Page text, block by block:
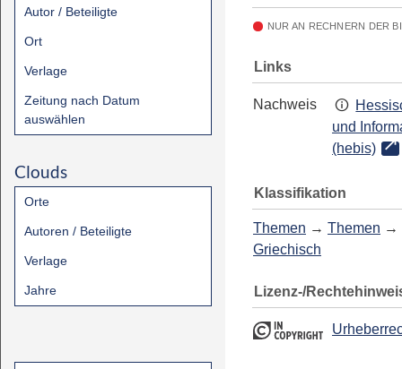
Autor / Beteiligte
Ort
Verlage
Zeitung nach Datum
auswählen
Clouds
Orte
Autoren / Beteiligte
Verlage
Jahre
NUR AN RECHNERN DER
Links
Nachweis
und
(hebis)
Klassifikation
Themen → Themen →
Griechisch
Lizenz-/